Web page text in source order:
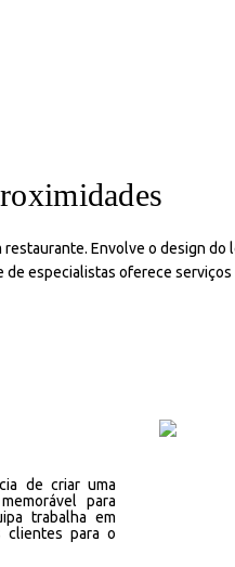
Envolve o design
especialistas oferece
de criar uma
para
trabalha em
clientes para o